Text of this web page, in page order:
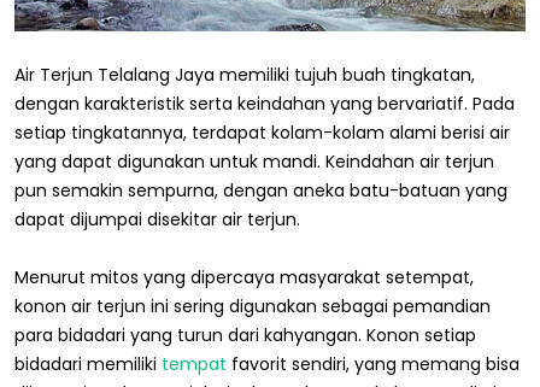
Air Terjun Telalang Jaya memiliki tujuh buah tingkatan,
dengan karakteristik serta keindahan yang bervariatif. Pada
setiap tingkatannya, terdapat kolam-kolam alami berisi air
yang dapat digunakan untuk mandi. Keindahan air terjun
pun semakin sempurna, dengan aneka batu-batuan yang
dapat dijumpai disekitar air terjun.
Menurut mitos yang dipercaya masyarakat setempat,
konon air terjun ini sering digunakan sebagai pemandian
para bidadari yang turun dari kahyangan. Konon setiap
bidadari memiliki tempat favorit sendiri, yang memang bisa